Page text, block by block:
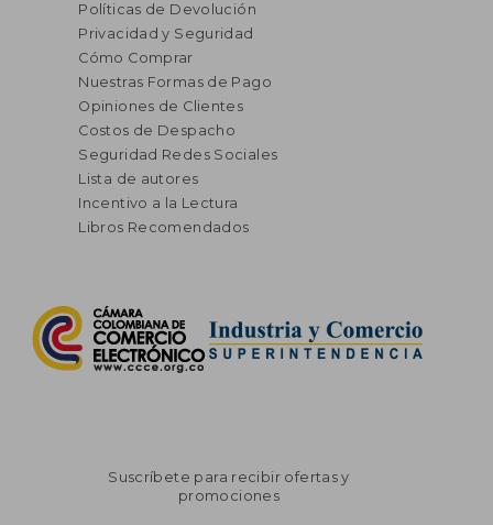
Políticas de Devolución
Privacidad y Seguridad
Cómo Comprar
Nuestras Formas de Pago
Opiniones de Clientes
Costos de Despacho
Seguridad Redes Sociales
Lista de autores
Incentivo a la Lectura
Libros Recomendados
Suscríbete para recibir ofertas y
promociones